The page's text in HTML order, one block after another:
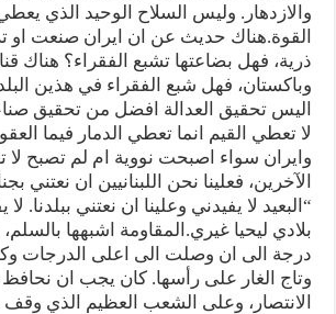
والازدهار. وليس السلاح الوحيد الذي
القوة.هناك حديث عن ان ايران صنعت او
ذرية، فهل بضاعتها تشبع الفقراء؟ هناك
وباكستان، فهل شبع الفقراء في هذين
اليس تحقيق العدالة افضل من تحقيق
لا تعطي القيم انما تعطي الدمار فيما
وايران سواء اصبحت نووية ام لم تصبح لا
الآخرين، فعلينا نحن اللبنانيين ان نعتني
“البعيد لا يفيدني وعلينا ان نعتني ببلدنا.
بلادي ليحيا غيري.المقاومة اشبهها
وتاج الغار على رأسها. كان يجب ان نحافظ
الانتصار، وعلى الشعب العظيم الذي وقف